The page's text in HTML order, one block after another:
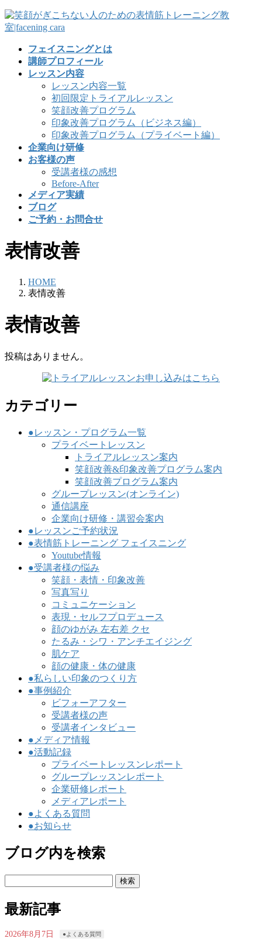
フェイスニングとは
講師プロフィール
レッスン内容
レッスン内容一覧
初回限定トライアルレッスン
笑顔改善プログラム
印象改善プログラム（ビジネス編）
印象改善プログラム（プライベート編）
企業向け研修
お客様の声
受講者様の感想
Before-After
メディア実績
ブログ
ご予約・お問合せ
表情改善
HOME
表情改善
表情改善
投稿はありません。
カテゴリー
●レッスン・プログラム一覧
プライベートレッスン
トライアルレッスン案内
笑顔改善&印象改善プログラム案内
笑顔改善プログラム案内
グループレッスン(オンライン)
通信講座
企業向け研修・講習会案内
●レッスンご予約状況
●表情筋トレーニング フェイスニング
Youtube情報
●受講者様の悩み
笑顔・表情・印象改善
写真写り
コミュニケーション
表現・セルフプロデュース
顔のゆがみ 左右差 クセ
たるみ・シワ・アンチエイジング
肌ケア
顔の健康・体の健康
●私らしい印象のつくり方
●事例紹介
ビフォーアフター
受講者様の声
受講者インタビュー
●メディア情報
●活動記録
プライベートレッスンレポート
グループレッスンレポート
企業研修レポート
メディアレポート
●よくある質問
●お知らせ
ブログ内を検索
最新記事
2026年8月7日 ●よくある質問